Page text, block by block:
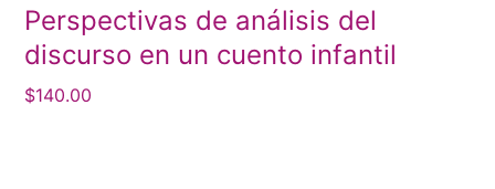
Perspectivas de análisis del
discurso en un cuento infantil
$140.00